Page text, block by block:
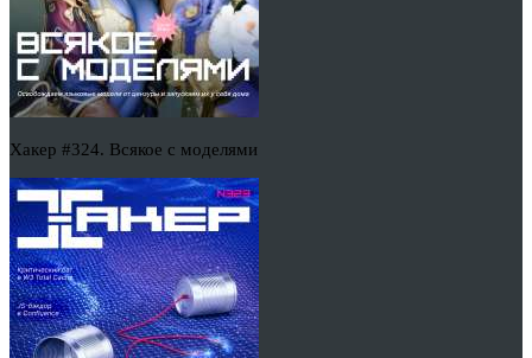
Хакер #324. Всякое с моделями